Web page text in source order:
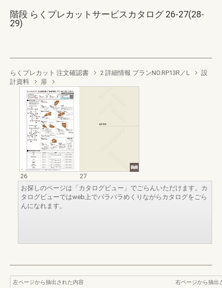
階段 らくプレカットサービスカタログ 26-27(28-
29)
らくプレカット 注文確認書 2 詳細情報 プランNO.RP13R／L
設
計資料
扉
26
27
お探しのページは「カタログビュー」でごらんいただけます。カ
タログビューではweb上でパラパラめくりながらカタログをごら
んになれます。
左ページから抽出された内容
右ページから抽出